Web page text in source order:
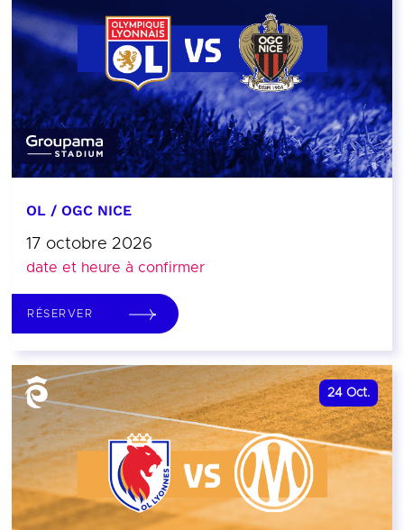
OL / OGC NICE
17 octobre 2026
date et heure à confirmer
RÉSERVER
24 Oct.